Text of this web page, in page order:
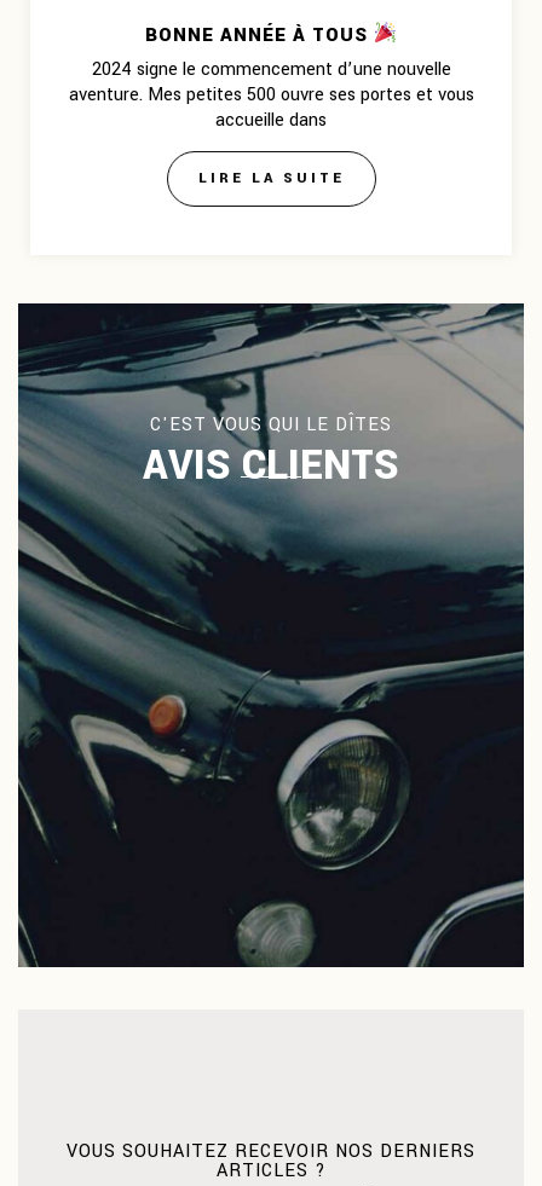
BONNE ANNÉE À TOUS
2024 signe le commencement d’une nouvelle
aventure. Mes petites 500 ouvre ses portes et vous
accueille dans
LIRE LA SUITE
C'EST VOUS QUI LE DÎTES
AVIS CLIENTS
VOUS SOUHAITEZ RECEVOIR NOS DERNIERS
ARTICLES ?